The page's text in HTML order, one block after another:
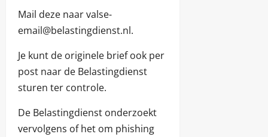
Mail deze naar valse-
email@belastingdienst.nl.
Je kunt de originele brief ook per
post naar de Belastingdienst
sturen ter controle.
De Belastingdienst onderzoekt
vervolgens of het om phishing